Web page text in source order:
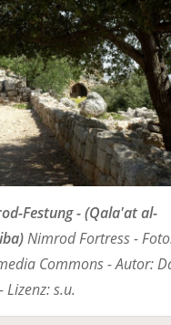
Festung - (Qala'at al-
Nimrod Fortress -
Commons - Autor:
Lizenz: s.u.